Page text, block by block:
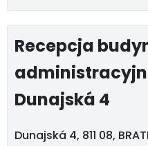
Recepcja
Dunajská 4
Dunajská 4, 811 08,